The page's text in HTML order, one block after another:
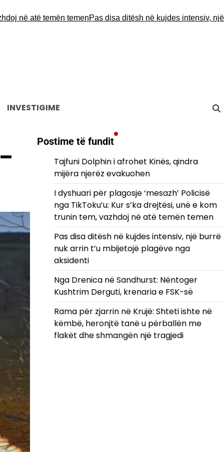
atë temën temenPas disa ditësh në kujdes intensiv, një burrë
INVESTIGIME
Postime të fundit
Tajfuni Dolphin i afrohet Kinës, qindra
mijëra njerëz evakuohen
I dyshuari për plagosje ‘mesazh’ Policisë
nga TikToku’u: Kur s’ka drejtësi, unë e kom
trunin tem, vazhdoj në atë temën temen
Pas disa ditësh në kujdes intensiv, një burrë
nuk arrin t’u mbijetojë plagëve nga
aksidenti
Nga Drenica në Sandhurst: Nëntoger
Kushtrim Derguti, krenaria e FSK-së
Rama për zjarrin në Krujë: Shteti ishte në
këmbë, heronjtë tanë u përballën me
flakët dhe shmangën një tragjedi